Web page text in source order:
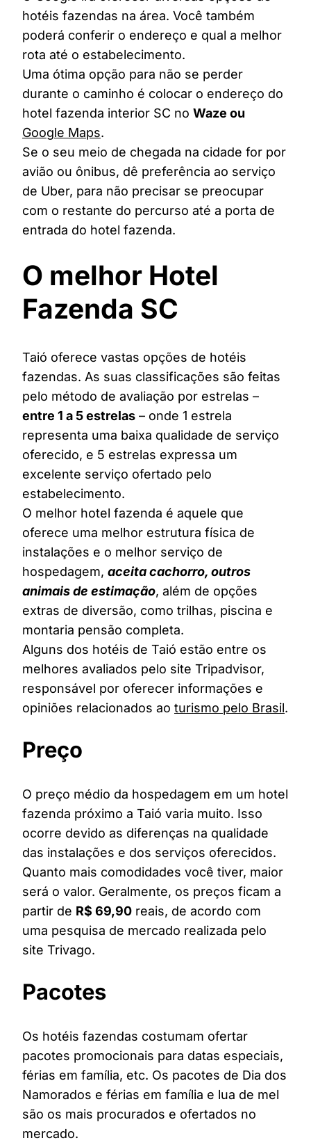
hotéis fazendas na área. Você também
poderá conferir o endereço e qual a melhor
rota até o estabelecimento.
Uma ótima opção para não se perder
durante o caminho é colocar o endereço do
hotel fazenda interior SC no Waze ou
Google Maps.
Se o seu meio de chegada na cidade for por
avião ou ônibus, dê preferência ao serviço
de Uber, para não precisar se preocupar
com o restante do percurso até a porta de
entrada do hotel fazenda.
O melhor Hotel
Fazenda SC
Taió oferece vastas opções de hotéis
fazendas. As suas classificações são feitas
pelo método de avaliação por estrelas –
entre 1 a 5 estrelas – onde 1 estrela
representa uma baixa qualidade de serviço
oferecido, e 5 estrelas expressa um
excelente serviço ofertado pelo
estabelecimento.
O melhor hotel fazenda é aquele que
oferece uma melhor estrutura física de
instalações e o melhor serviço de
hospedagem, aceita cachorro, outros
animais de estimação, além de opções
extras de diversão, como trilhas, piscina e
montaria pensão completa.
Alguns dos hotéis de Taió estão entre os
melhores avaliados pelo site Tripadvisor,
responsável por oferecer informações e
opiniões relacionados ao turismo pelo Brasil.
Preço
O preço médio da hospedagem em um hotel
fazenda próximo a Taió varia muito. Isso
ocorre devido as diferenças na qualidade
das instalações e dos serviços oferecidos.
Quanto mais comodidades você tiver, maior
será o valor. Geralmente, os preços ficam a
partir de R$ 69,90 reais, de acordo com
uma pesquisa de mercado realizada pelo
site Trivago.
Pacotes
Os hotéis fazendas costumam ofertar
pacotes promocionais para datas especiais,
férias em família, etc. Os pacotes de Dia dos
Namorados e férias em família e lua de mel
são os mais procurados e ofertados no
mercado.